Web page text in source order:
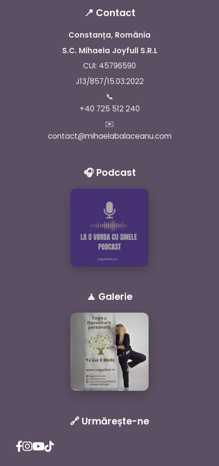
📍 Contact
Constanța, România
S.C. Mihaela Joyfull S.R.L
CUI: 45796590
J13/857/15.03.2022
📞
+40 725 512 240
✉️
contact@mihaelabalaceanu.com
🎧 Podcast
🧘 Galerie
🔗 Urmărește-ne